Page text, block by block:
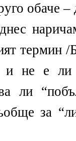
обаче
термин /
и не е ли
ли
за